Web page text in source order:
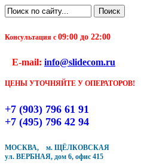
Перейти к основному
Поиск
Консультация с 09:00 до 22:00
E-mail: info@slidecom.ru
ЦЕНЫ УТОЧНЯЙТЕ У ОПЕРАТОРОВ!
+7 (903) 796 61 91
+7 (495) 796 42 94
МОСКВА, м. ЩЁЛКОВСКАЯ
ул. ВЕРБНАЯ, дом 6, офис 415
Чтобы оформить заказ,
ближайшего времени с
и уточнит детали заказа а